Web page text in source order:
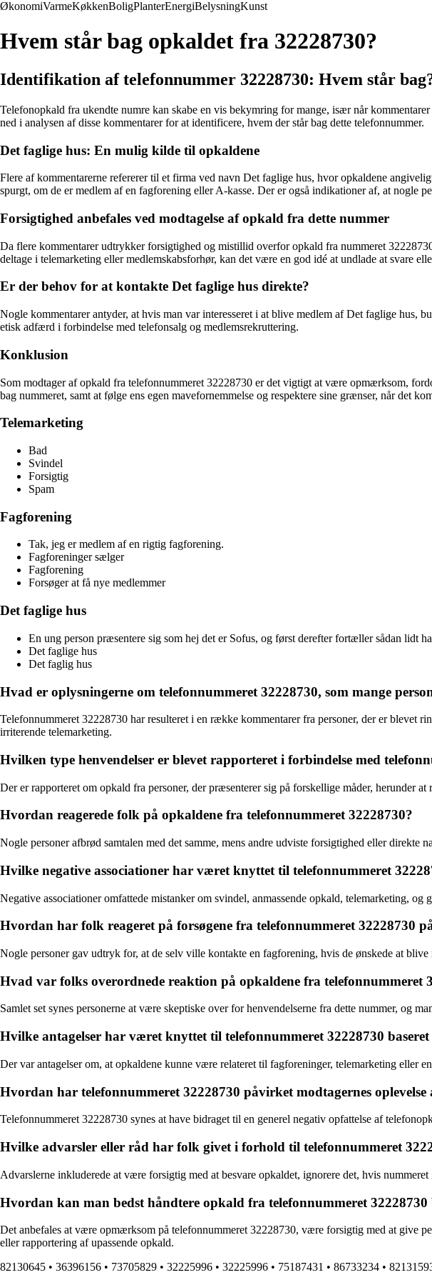
ØkonomiVarmeKøkkenBoligPlanterEnergiBelysningKunst
Hvem står bag opkaldet fra 32228730?
Identifikation af telefonnummer 32228730: Hvem står
Telefonopkald fra ukendte numre kan skabe en vis bekymring for mange, især når
ned i analysen af disse kommentarer for at identificere, hvem der står bag dette telefonnummer.
Det faglige hus: En mulig kilde til opkaldene
Flere af kommentarerne refererer til et firma ved navn Det faglige hus, hvor opkaldene
spurgt, om de er medlem af en fagforening eller A-kasse. Der er også indikationer af, at nogle
Forsigtighed anbefales ved modtagelse af opkald fra dette nummer
Da flere kommentarer udtrykker forsigtighed og mistillid overfor opkald fra nummeret
deltage i telemarketing eller medlemskabsforhør, kan det være en god idé at undlade at svare
Er der behov for at kontakte Det faglige hus direkte?
Nogle kommentarer antyder, at hvis man var interesseret i at blive medlem af Det faglige hus,
etisk adfærd i forbindelse med telefonsalg og medlemsrekruttering.
Konklusion
Som modtager af opkald fra telefonnummeret 32228730 er det vigtigt at være opmærksom,
bag nummeret, samt at følge ens egen mavefornemmelse og respektere sine grænser, når det
Telemarketing
Bad
Svindel
Forsigtig
Spam
Fagforening
Tak, jeg er medlem af en rigtig fagforening.
Fagforeninger sælger
Fagforening
Forsøger at få nye medlemmer
Det faglige hus
En ung person præsentere sig som hej det er Sofus, og først derefter fortæller sådan lidt
Det faglige hus
Det faglig hus
Hvad er oplysningerne om telefonnummeret 32228730, som mange
Telefonnummeret 32228730 har resulteret i en række kommentarer fra personer, der er blevet
irriterende telemarketing.
Hvilken type henvendelser er blevet rapporteret i forbindelse med
Der er rapporteret om opkald fra personer, der præsenterer sig på forskellige måder, herunder
Hvordan reagerede folk på opkaldene fra telefonnummeret 32228730?
Nogle personer afbrød samtalen med det samme, mens andre udviste forsigtighed eller
Hvilke negative associationer har været knyttet til telefonnummeret
Negative associationer omfattede mistanker om svindel, anmassende opkald, telemarketing,
Hvordan har folk reageret på forsøgene fra telefonnummeret 32228730
Nogle personer gav udtryk for, at de selv ville kontakte en fagforening, hvis de ønskede at
Hvad var folks overordnede reaktion på opkaldene fra telefonnummeret
Samlet set synes personerne at være skeptiske over for henvendelserne fra dette nummer, og
Hvilke antagelser har været knyttet til telefonnummeret 32228730
Der var antagelser om, at opkaldene kunne være relateret til fagforeninger, telemarketing eller
Hvordan har telefonnummeret 32228730 påvirket modtagernes oplevelse
Telefonnummeret 32228730 synes at have bidraget til en generel negativ opfattelse af
Hvilke advarsler eller råd har folk givet i forhold til telefonnummeret
Advarslerne inkluderede at være forsigtig med at besvare opkaldet, ignorere det, hvis
Hvordan kan man bedst håndtere opkald fra telefonnummeret
Det anbefales at være opmærksom på telefonnummeret 32228730, være forsigtig med at give
eller rapportering af upassende opkald.
82130645 • 36396156 • 73705829 • 32225996 • 32225996 • 75187431 • 86733234 •